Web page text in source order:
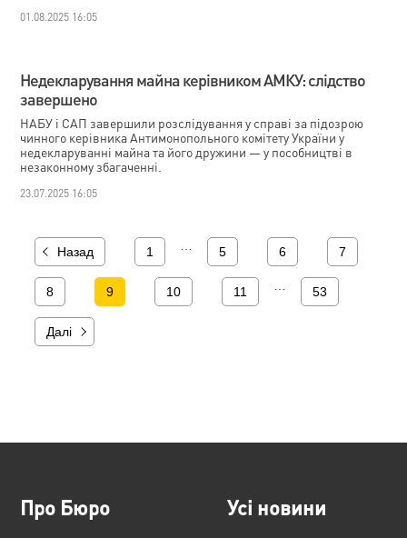
01.08.2025 16:05
Недекларування майна керівником АМКУ: слідство
завершено
НАБУ і САП завершили розслідування у справі за підозрою
чинного керівника Антимонопольного комітету України у
недекларуванні майна та його дружини — у пособництві в
незаконному збагаченні.
23.07.2025 16:05
Назад 1 5 6 7
8 9 10 11 53
Далі
Про Бюро Усі новини